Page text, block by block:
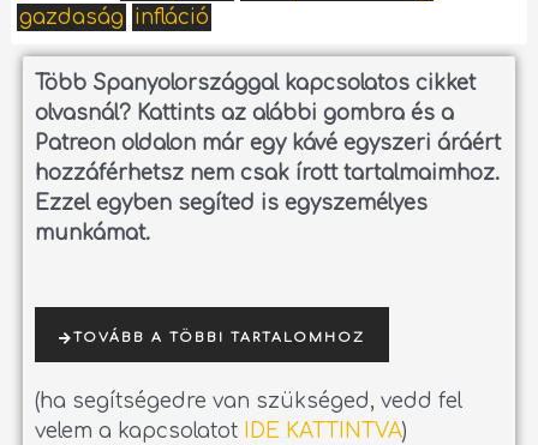
gazdaság infláció
Több Spanyolországgal kapcsolatos cikket
olvasnál? Kattints az alábbi gombra és a
Patreon oldalon már egy kávé egyszeri áráért
hozzáférhetsz nem csak írott tartalmaimhoz.
Ezzel egyben segíted is egyszemélyes
munkámat.
TOVÁBB A TÖBBI TARTALOMHOZ
(ha segítségedre van szükséged, vedd fel
velem a kapcsolatot IDE KATTINTVA)